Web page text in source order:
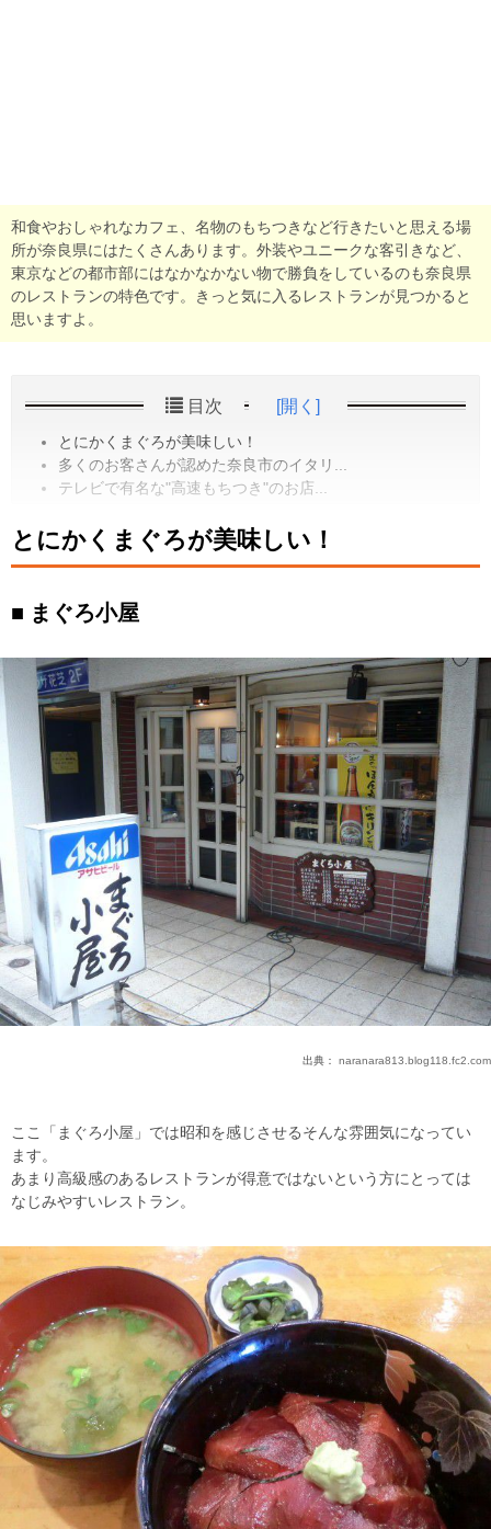
和食やおしゃれなカフェ、名物のもちつきなど行きたいと思える場
所が奈良県にはたくさんあります。外装やユニークな客引きなど、
東京などの都市部にはなかなかない物で勝負をしているのも奈良県
のレストランの特色です。きっと気に入るレストランが見つかると
思いますよ。
目次 [開く]
とにかくまぐろが美味しい！
多くのお客さんが認めた奈良市のイタリ...
テレビで有名な"高速もちつき"のお店...
とにかくまぐろが美味しい！
まぐろ小屋
出典： naranara813.blog118.fc2.com
ここ「まぐろ小屋」では昭和を感じさせるそんな雰囲気になってい
ます。
あまり高級感のあるレストランが得意ではないという方にとっては
なじみやすいレストラン。